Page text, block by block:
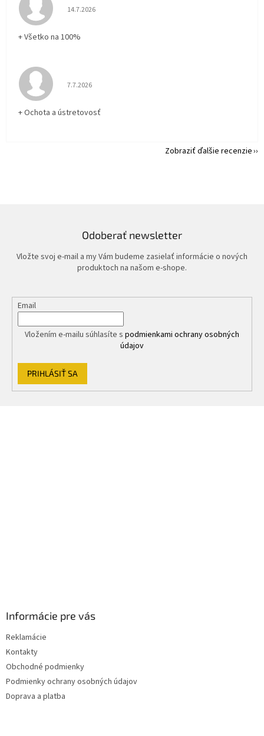
Hodnotenie obchodu je 5 z 5 hviezdičiek.
14.7.2026
+ Všetko na 100%
Hodnotenie obchodu je 5 z 5 hviezdičiek.
7.7.2026
+ Ochota a ústretovosť
Zobraziť ďalšie recenzie
Odoberať newsletter
Vložte svoj e-mail a my Vám budeme zasielať informácie o nových
produktoch na našom e-shope.
Email
Vložením e-mailu súhlasíte s podmienkami ochrany osobných
údajov
PRIHLÁSIŤ SA
Informácie pre vás
Reklamácie
Kontakty
Obchodné podmienky
Podmienky ochrany osobných údajov
Doprava a platba